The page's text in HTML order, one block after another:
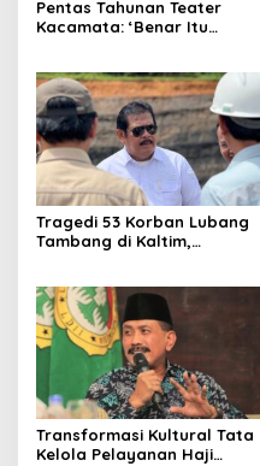
Pentas Tahunan Teater
Kacamata: ‘Benar Itu
Tragedi 53 Korban Lubang
Tambang di Kaltim,
Transformasi Kultural Tata
Kelola Pelayanan Haji